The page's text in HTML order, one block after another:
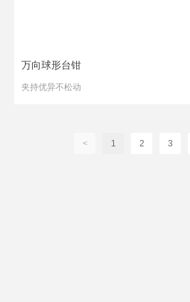
万向球形台钳
夹持优异不松动
< 1 2 3